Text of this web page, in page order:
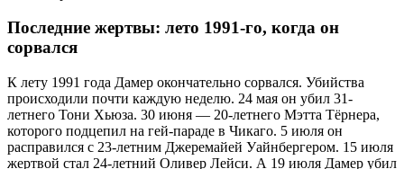
Последние жертвы: лето 1991-го, когда он
сорвался
К лету 1991 года Дамер окончательно сорвался. Убийства
происходили почти каждую неделю. 24 мая он убил 31-
летнего Тони Хьюза. 30 июня — 20-летнего Мэтта Тёрнера,
которого подцепил на гей-параде в Чикаго. 5 июля он
расправился с 23-летним Джеремайей Уайнбергером. 15 июля
жертвой стал 24-летний Оливер Лейси. А 19 июля Дамер убил